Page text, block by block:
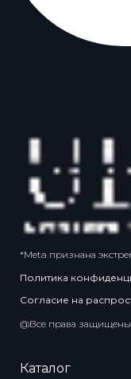
*Meta признана
@Все права защищены
Политика
Согласие на
Каталог